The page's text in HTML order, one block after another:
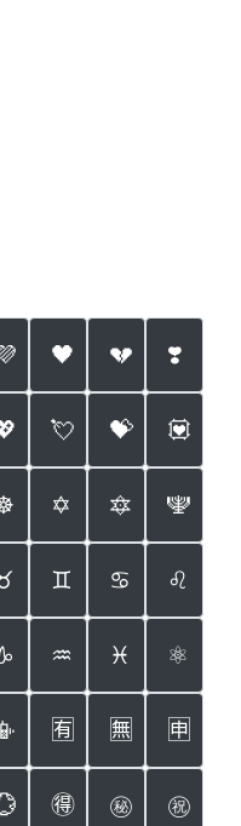
🖤 💔 ❣️
💘 💝 💟
✡️ 🔯 🕎
♊️ ♋️ ♌️
♒️ ♓️ ⚛️
🈶 🈚️ 🈸
🉐 ㊙️ ㊗️